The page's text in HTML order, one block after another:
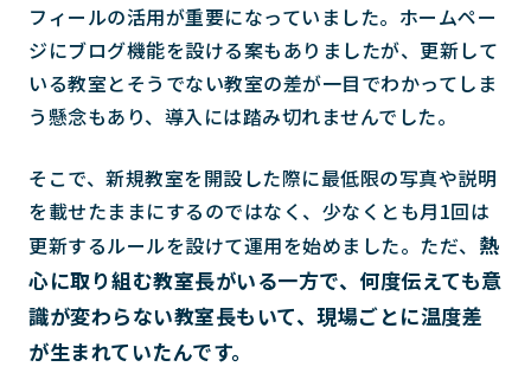
フィールの活用が重要になっていました。ホームペー
ジにブログ機能を設ける案もありましたが、更新して
いる教室とそうでない教室の差が一目でわかってしま
う懸念もあり、導入には踏み切れませんでした。
そこで、新規教室を開設した際に最低限の写真や説明
を載せたままにするのではなく、少なくとも月1回は
更新するルールを設けて運用を始めました。ただ、 熱
心に取り組む教室長がいる一方で、何度伝えても意
識が変わらない教室長もいて、現場ごとに温度差
が生まれていたんです。